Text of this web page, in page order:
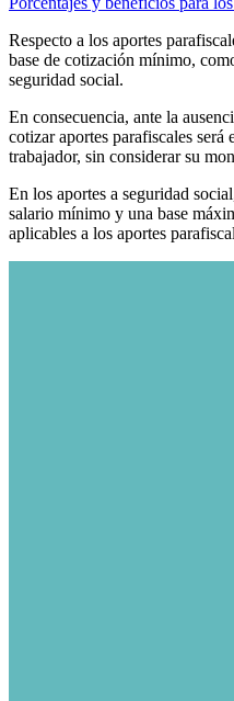
Respecto a los aportes
base de cotización mínimo,
seguridad social.
En consecuencia, ante la
cotizar aportes parafiscales será
trabajador, sin considerar su
En los aportes a seguridad
salario mínimo y una base
aplicables a los aportes